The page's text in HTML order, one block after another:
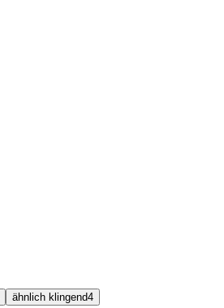
ähnlich klingend4